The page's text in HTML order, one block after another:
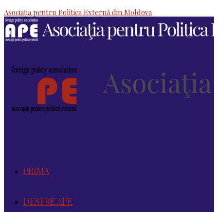
Asociaţia pentru Politica Externă din Moldova
PRIMA
DESPRE APE